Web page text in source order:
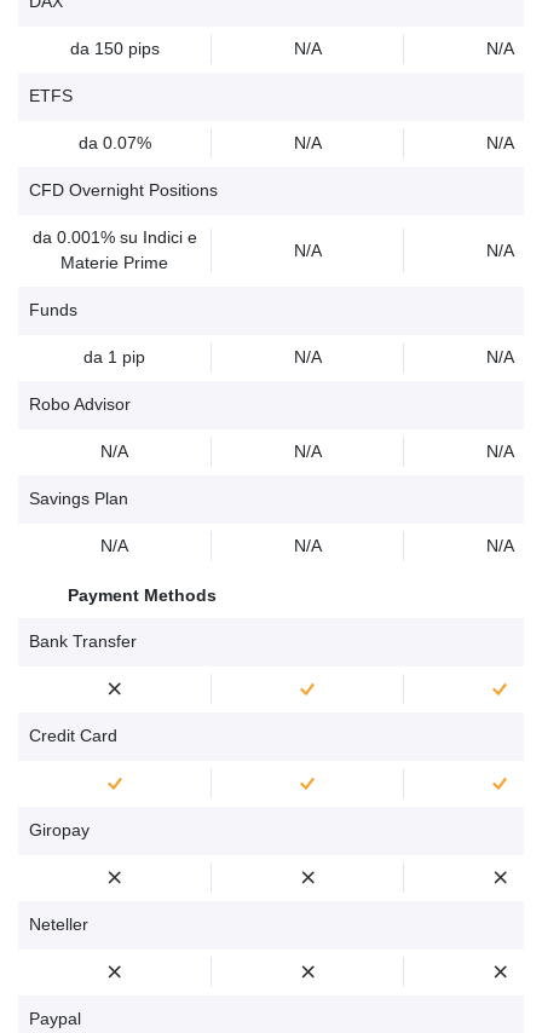
da 150 pips N/A N/A
ETFS
da 0.07% N/A N/A
CFD Overnight Positions
da 0.001% su Indici e
Materie Prime
N/A N/A
Funds
da 1 pip N/A N/A
Robo Advisor
N/A N/A N/A
Savings Plan
N/A N/A N/A
Payment Methods
Bank Transfer
Credit Card
Giropay
Neteller
Paypal